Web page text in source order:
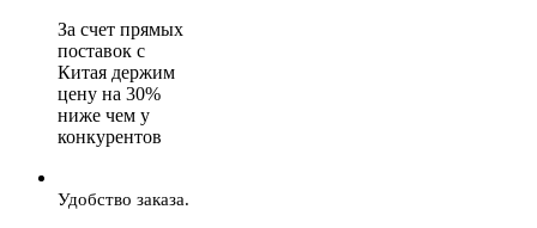
За счет прямых
поставок с
Китая держим
цену на 30%
ниже чем у
конкурентов
Удобство заказа.